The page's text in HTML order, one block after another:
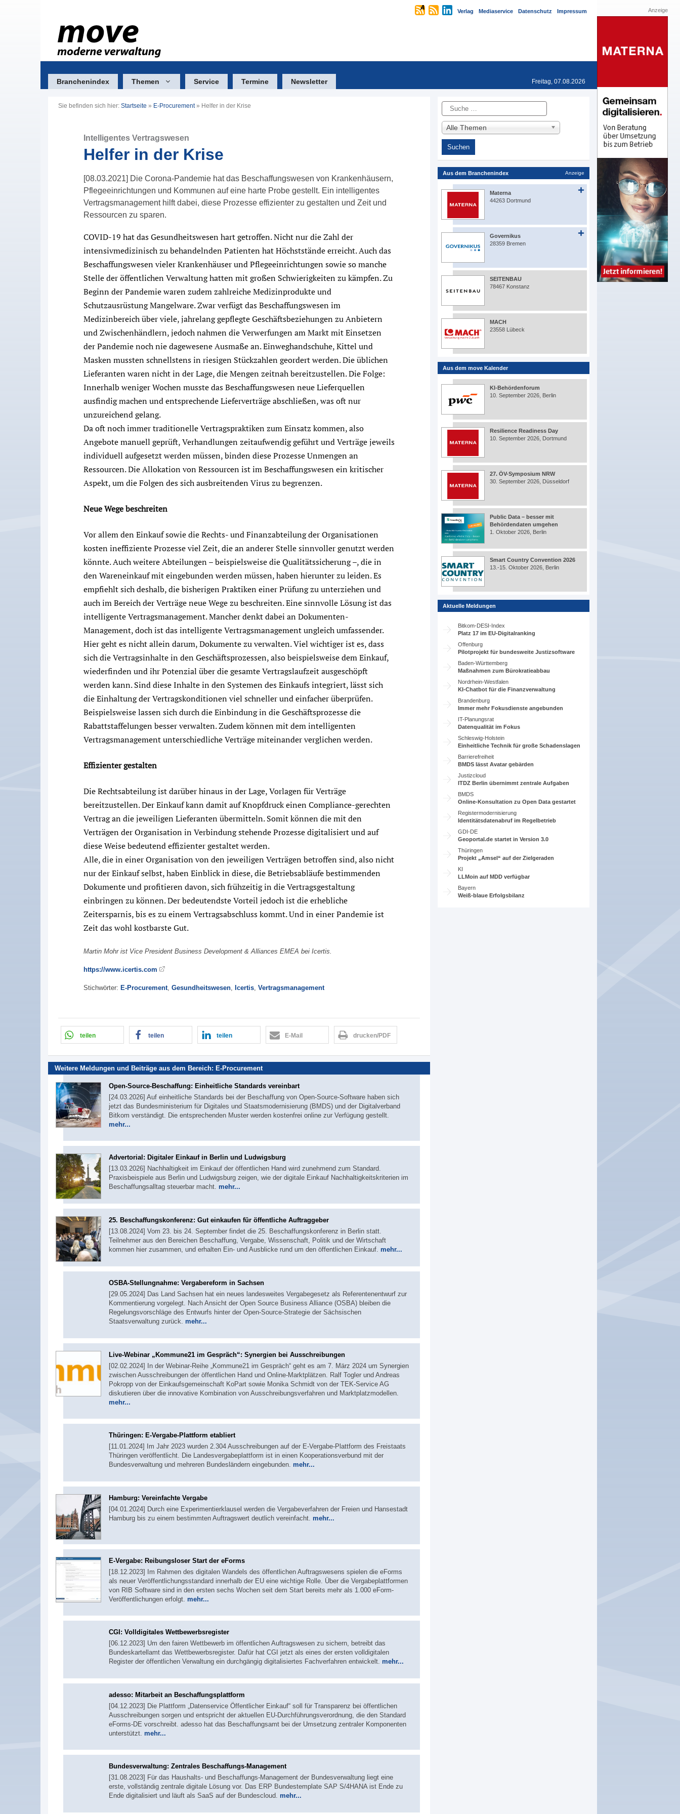
Verlag Mediaservice Datenschutz Impressum
Branchenindex Themen Service Termine Newsletter Freitag, 07.08.2026
Sie befinden sich hier: Startseite » E-Procurement» Helfer in der Krise
Intelligentes Vertragswesen
Helfer in der Krise
[08.03.2021] Die Corona-Pandemie hat das Beschaffungswesen von Krankenhäusern,
Pflegeeinrichtungen und Kommunen auf eine harte Probe gestellt. Ein intelligentes
Vertragsmanagement hilft dabei, diese Prozesse effizienter zu gestalten und Zeit und
Ressourcen zu sparen.
COVID-19 hat das Gesundheitswesen hart getroffen. Nicht nur die Zahl der
intensivmedizinisch zu behandelnden Patienten hat Höchststände erreicht. Auch das
Beschaffungswesen vieler Krankenhäuser und Pflegeeinrichtungen sowie so manche
Stelle der öffentlichen Verwaltung hatten mit großen Schwierigkeiten zu kämpfen. Zu
Beginn der Pandemie waren zudem zahlreiche Medizinprodukte und
Schutzausrüstung Mangelware. Zwar verfügt das Beschaffungswesen im
Medizinbereich über viele, jahrelang gepflegte Geschäftsbeziehungen zu Anbietern
und Zwischenhändlern, jedoch nahmen die Verwerfungen am Markt mit Einsetzen
der Pandemie noch nie dagewesene Ausmaße an. Einweghandschuhe, Kittel und
Masken mussten schnellstens in riesigen Stückzahlen geordert werden. Die üblichen
Lieferanten waren nicht in der Lage, die Mengen zeitnah bereitzustellen. Die Folge:
Innerhalb weniger Wochen musste das Beschaffungswesen neue Lieferquellen
ausfindig machen und entsprechende Lieferverträge abschließen, was oft nur
unzureichend gelang.
Da oft noch immer traditionelle Vertragspraktiken zum Einsatz kommen, also
Angebote manuell geprüft, Verhandlungen zeitaufwendig geführt und Verträge jeweils
individuell aufgesetzt werden müssen, binden diese Prozesse Unmengen an
Ressourcen. Die Allokation von Ressourcen ist im Beschaffungswesen ein kritischer
Aspekt, um die Folgen des sich ausbreitenden Virus zu begrenzen.
Neue Wege beschreiten
Vor allem den Einkauf sowie die Rechts- und Finanzabteilung der Organisationen
kosten ineffiziente Prozesse viel Zeit, die an anderer Stelle sinnvoller genutzt werden
könnte. Auch weitere Abteilungen – beispielsweise die Qualitätssicherung –, die in
den Wareneinkauf mit eingebunden werden müssen, haben hierunter zu leiden. Es
empfiehlt sich deshalb, die bisherigen Praktiken einer Prüfung zu unterziehen und
auch im Bereich der Verträge neue Wege zu beschreiten. Eine sinnvolle Lösung ist das
intelligente Vertragsmanagement. Mancher denkt dabei an Dokumenten-
Management, doch ist das intelligente Vertragsmanagement ungleich umfassender.
Hier geht es nicht allein darum, Dokumente zu verwalten. Viel wichtiger ist es, dass
sich die Vertragsinhalte in den Geschäftsprozessen, also beispielsweise dem Einkauf,
wiederfinden und ihr Potenzial über die gesamte Vertragslaufzeit ausgeschöpft
werden kann. Sind diese Inhalte in den Systemen des Einkaufs integriert, lässt sich
die Einhaltung der Vertragskonditionen viel schneller und einfacher überprüfen.
Beispielsweise lassen sich durch die Einbindung in die Geschäftsprozesse die
Rabattstaffelungen besser verwalten. Zudem können mit dem intelligenten
Vertragsmanagement unterschiedliche Verträge miteinander verglichen werden.
Effizienter gestalten
Die Rechtsabteilung ist darüber hinaus in der Lage, Vorlagen für Verträge
bereitzustellen. Der Einkauf kann damit auf Knopfdruck einen Compliance-gerechten
Vertrag an die jeweiligen Lieferanten übermitteln. Somit können die mit den
Verträgen der Organisation in Verbindung stehende Prozesse digitalisiert und auf
diese Weise bedeutend effizienter gestaltet werden.
Alle, die in einer Organisation von den jeweiligen Verträgen betroffen sind, also nicht
nur der Einkauf selbst, haben Einblick in diese, die Betriebsabläufe bestimmenden
Dokumente und profitieren davon, sich frühzeitig in die Vertragsgestaltung
einbringen zu können. Der bedeutendste Vorteil jedoch ist die erhebliche
Zeitersparnis, bis es zu einem Vertragsabschluss kommt. Und in einer Pandemie ist
Zeit das wohl kostbarste Gut.
Martin Mohr ist Vice President Business Development & Alliances EMEA bei Icertis.
https://www.icertis.com
Stichwörter: E-Procurement, Gesundheitswesen, Icertis, Vertragsmanagement
teilen teilen teilen E-Mail drucken/PDF
Weitere Meldungen und Beiträge aus dem Bereich: E-Procurement
Open-Source-Beschaffung: Einheitliche Standards vereinbart
[24.03.2026] Auf einheitliche Standards bei der Beschaffung von Open-Source-Software haben sich
jetzt das Bundesministerium für Digitales und Staatsmodernisierung (BMDS) und der Digitalverband
Bitkom verständigt. Die entsprechenden Muster werden kostenfrei online zur Verfügung gestellt.
mehr...
Advertorial: Digitaler Einkauf in Berlin und Ludwigsburg
[13.03.2026] Nachhaltigkeit im Einkauf der öffentlichen Hand wird zunehmend zum Standard.
Praxisbeispiele aus Berlin und Ludwigsburg zeigen, wie der digitale Einkauf Nachhaltigkeitskriterien im
Beschaffungsalltag steuerbar macht. mehr...
25. Beschaffungskonferenz: Gut einkaufen für öffentliche Auftraggeber
[13.08.2024] Vom 23. bis 24. September findet die 25. Beschaffungskonferenz in Berlin statt.
Teilnehmer aus den Bereichen Beschaffung, Vergabe, Wissenschaft, Politik und der Wirtschaft
kommen hier zusammen, und erhalten Ein- und Ausblicke rund um den öffentlichen Einkauf. mehr...
OSBA-Stellungnahme: Vergabereform in Sachsen
[29.05.2024] Das Land Sachsen hat ein neues landesweites Vergabegesetz als Referentenentwurf zur
Kommentierung vorgelegt. Nach Ansicht der Open Source Business Alliance (OSBA) bleiben die
Regelungsvorschläge des Entwurfs hinter der Open-Source-Strategie der Sächsischen
Staatsverwaltung zurück. mehr...
Live-Webinar „Kommune21 im Gespräch“: Synergien bei Ausschreibungen
[02.02.2024] In der Webinar-Reihe „Kommune21 im Gespräch“ geht es am 7. März 2024 um Synergien
zwischen Ausschreibungen der öffentlichen Hand und Online-Marktplätzen. Ralf Togler und Andreas
Pokropp von der Einkaufsgemeinschaft KoPart sowie Monika Schmidt von der TEK-Service AG
diskutieren über die innovative Kombination von Ausschreibungsverfahren und Marktplatzmodellen.
mehr...
Thüringen: E-Vergabe-Plattform etabliert
[11.01.2024] Im Jahr 2023 wurden 2.304 Ausschreibungen auf der E-Vergabe-Plattform des Freistaats
Thüringen veröffentlicht. Die Landesvergabeplattform ist in einen Kooperationsverbund mit der
Bundesverwaltung und mehreren Bundesländern eingebunden. mehr...
Hamburg: Vereinfachte Vergabe
[04.01.2024] Durch eine Experimentierklausel werden die Vergabeverfahren der Freien und Hansestadt
Hamburg bis zu einem bestimmten Auftragswert deutlich vereinfacht. mehr...
E-Vergabe: Reibungsloser Start der eForms
[18.12.2023] Im Rahmen des digitalen Wandels des öffentlichen Auftragswesens spielen die eForms
als neuer Veröffentlichungsstandard innerhalb der EU eine wichtige Rolle. Über die Vergabeplattformen
von RIB Software sind in den ersten sechs Wochen seit dem Start bereits mehr als 1.000 eForm-
Veröffentlichungen erfolgt. mehr...
CGI: Volldigitales Wettbewerbsregister
[06.12.2023] Um den fairen Wettbewerb im öffentlichen Auftragswesen zu sichern, betreibt das
Bundeskartellamt das Wettbewerbsregister. Dafür hat CGI jetzt als eines der ersten volldigitalen
Register der öffentlichen Verwaltung ein durchgängig digitalisiertes Fachverfahren entwickelt. mehr...
adesso: Mitarbeit an Beschaffungsplattform
[04.12.2023] Die Plattform „Datenservice Öffentlicher Einkauf“ soll für Transparenz bei öffentlichen
Ausschreibungen sorgen und entspricht der aktuellen EU-Durchführungsverordnung, die den Standard
eForms-DE vorschreibt. adesso hat das Beschaffungsamt bei der Umsetzung zentraler Komponenten
unterstützt. mehr...
Bundesverwaltung: Zentrales Beschaffungs-Management
[31.08.2023] Für das Haushalts- und Beschaffungs-Management der Bundesverwaltung liegt eine
erste, vollständig zentrale digitale Lösung vor. Das ERP Bundestemplate SAP S/4HANA ist Ende zu
Ende digitalisiert und läuft als SaaS auf der Bundescloud. mehr...
Suche
Alle Themen
Aus dem Branchenindex Anzeige
Materna
44263 Dortmund
Governikus
28359 Bremen
SEITENBAU
78467 Konstanz
MACH
23558 Lübeck
Aus dem move Kalender
KI-Behördenforum
10. September 2026, Berlin
Resilience Readiness Day
10. September 2026, Dortmund
27. ÖV-Symposium NRW
30. September 2026, Düsseldorf
Public Data – besser mit
Behördendaten umgehen
1. Oktober 2026, Berlin
Smart Country Convention 2026
13.-15. Oktober 2026, Berlin
Aktuelle Meldungen
Bitkom-DESI-Index
Platz 17 im EU-Digitalranking
Offenburg
Pilotprojekt für bundesweite Justizsoftware
Baden-Württemberg
Maßnahmen zum Bürokratieabbau
Nordrhein-Westfalen
KI-Chatbot für die Finanzverwaltung
Brandenburg
Immer mehr Fokusdienste angebunden
IT-Planungsrat
Datenqualität im Fokus
Schleswig-Holstein
Einheitliche Technik für große Schadenslagen
Barrierefreiheit
BMDS lässt Avatar gebärden
Justizcloud
ITDZ Berlin übernimmt zentrale Aufgaben
BMDS
Online-Konsultation zu Open Data gestartet
Registermodernisierung
Identitätsdatenabruf im Regelbetrieb
GDI-DE
Geoportal.de startet in Version 3.0
Thüringen
Projekt „Amsel“ auf der Zielgeraden
KI
LLMoin auf MDD verfügbar
Bayern
Weiß-blaue Erfolgsbilanz
Anzeige